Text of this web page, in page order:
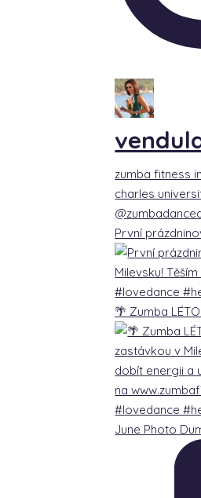
zumba fitness
charles
První
🌴 Zumba
June Photo